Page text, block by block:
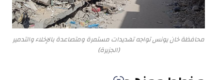
محافظة خان يونس تواجه تهديدات مستمرة ومتصاعدة بالإخلاء والتدمير
(الجزيرة)